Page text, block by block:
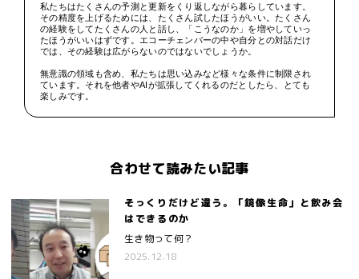
私たちはたくさんの予測と更新をくり返しながら暮らしています。
その精度を上げるためには、たくさん試したほうがいい。たくさん
の経験をしてたくさんの人と話し、「こうなのか」を増やしていっ
たほうがいいはずです。エコーチェンバーの中や自分との対話だけ
では、その経験は広がらないのではないでしょうか。
無意識の領域も含め、私たちは思い込みなど様々な条件に制限され
ています。それを他者やAIが拡張してくれるのだとしたら、とても
楽しみです。
合わせて読みたい記事
そっくりだけど違う。「鏡像生命」と飲み会
はできるのか
生き物って何？
2025.12.18